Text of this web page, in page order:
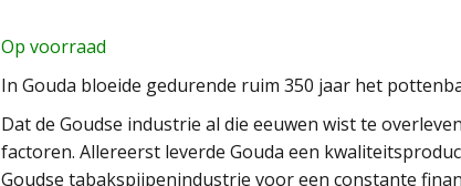
Op voorraad
In Gouda bloeide gedurende ruim 350 jaar het
Dat de Goudse industrie al die eeuwen wist te
factoren. Allereerst leverde Gouda een
Goudse tabakspijpenindustrie voor een constante